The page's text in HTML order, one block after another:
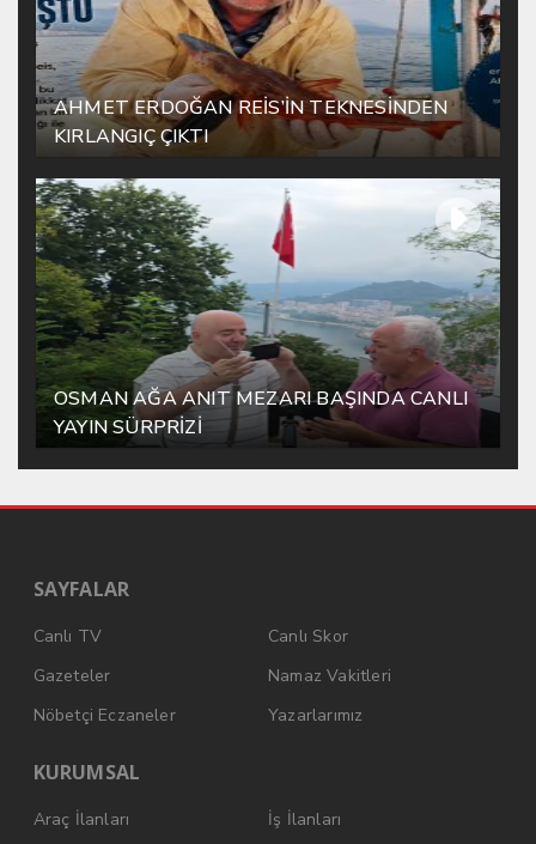
AHMET ERDOĞAN REİS’İN TEKNESİNDEN
KIRLANGIÇ ÇIKTI
OSMAN AĞA ANIT MEZARI BAŞINDA CANLI
YAYIN SÜRPRİZİ
SAYFALAR
Canlı TV
Canlı Skor
Gazeteler
Namaz Vakitleri
Nöbetçi Eczaneler
Yazarlarımız
KURUMSAL
Araç İlanları
İş İlanları